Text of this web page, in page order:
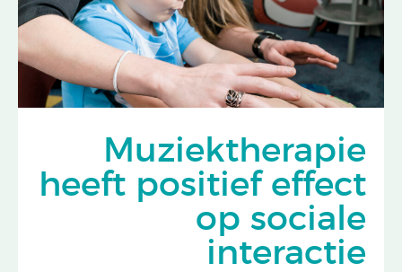
Muziektherapie
heeft positief effect
op sociale
interactie